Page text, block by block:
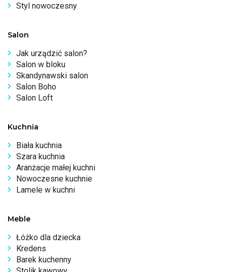
Styl nowoczesny
Salon
Jak urządzić salon?
Salon w bloku
Skandynawski salon
Salon Boho
Salon Loft
Kuchnia
Biała kuchnia
Szara kuchnia
Aranżacje małej kuchni
Nowoczesne kuchnie
Lamele w kuchni
Meble
Łóżko dla dziecka
Kredens
Barek kuchenny